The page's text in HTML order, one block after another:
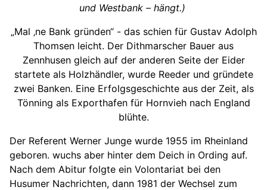
und Westbank – hängt.)
„Mal ‚ne Bank gründen“ - das schien für Gustav Adolph
Thomsen leicht. Der Dithmarscher Bauer aus
Zennhusen gleich auf der anderen Seite der Eider
startete als Holzhändler, wurde Reeder und gründete
zwei Banken. Eine Erfolgsgeschichte aus der Zeit, als
Tönning als Exporthafen für Hornvieh nach England
blühte.
Der Referent Werner Junge wurde 1955 im Rheinland
geboren. wuchs aber hinter dem Deich in Ording auf.
Nach dem Abitur folgte ein Volontariat bei den
Husumer Nachrichten, dann 1981 der Wechsel zum